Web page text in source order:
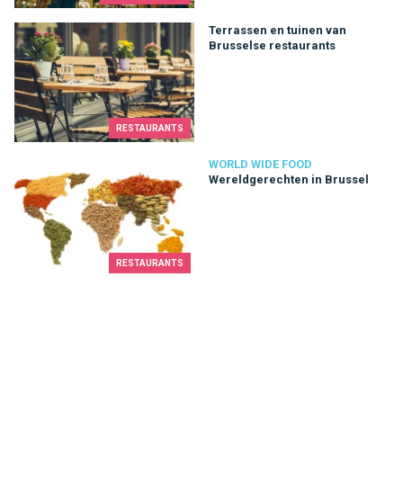
RESTAURANTS
Terrassen en tuinen van
Brusselse restaurants
Terrassen en tuinen van Brusselse restaurants
RESTAURANTS
WORLD WIDE FOOD
Wereldgerechten in Brussel